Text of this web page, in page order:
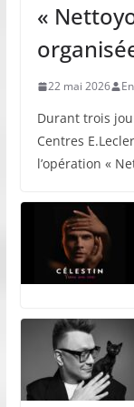
«
22 mai 2026
Durant trois
Centres
l’opération «